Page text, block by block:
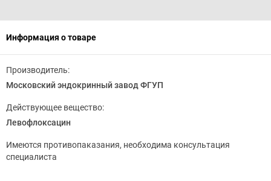
Информация о товаре
Производитель:
Московский эндокринный завод ФГУП
Действующее вещество:
Левофлоксацин
Имеются противопаказания, необходима консультация
специалиста